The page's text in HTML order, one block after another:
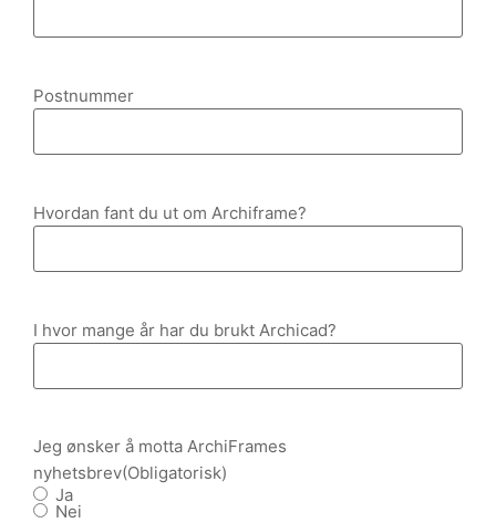
Postnummer
Hvordan fant du ut om Archiframe?
I hvor mange år har du brukt Archicad?
Jeg ønsker å motta ArchiFrames
nyhetsbrev(Obligatorisk)
Ja
Nei